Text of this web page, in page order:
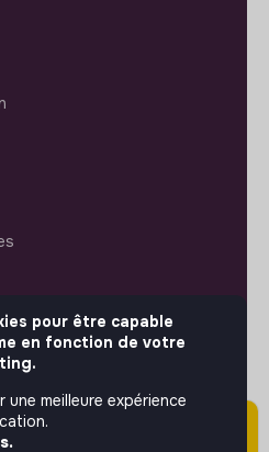
a été publiée il y a
pour être capable
en fonction de votre
meilleure expérience